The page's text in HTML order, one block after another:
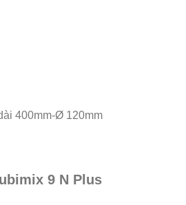
400mm-Ø 120mm
9 N Plus